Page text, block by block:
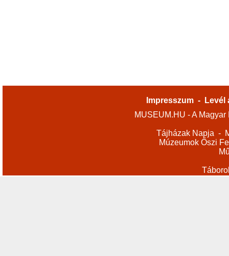
Impresszum -
Levél
MUSEUM.HU - A
Tájházak Napja -
Múzeumok Őszi